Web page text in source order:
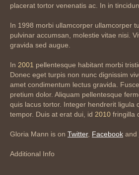
placerat tortor venenatis ac. In in
In 1998 morbi ullamcorper ullamcorper
pulvinar accumsan, molestie vitae nisi.
gravida sed augue.
In 2001 pellentesque habitant morbi
Donec eget turpis non nunc dignissim
amet condimentum lectus gravida.
pretium dolor. Aliquam pellentesque
quis lacus tortor. Integer hendrerit ligula
tempor. Duis at erat dui, id 2010 fringilla
Gloria Mann is on Twitter, Facebook and
Additional Info